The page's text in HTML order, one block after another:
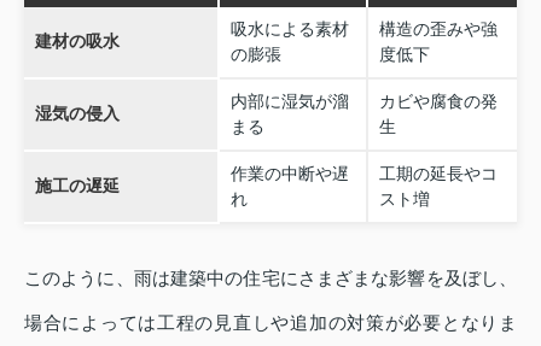
建材の吸水
吸水による素材
の膨張
構造の歪みや強
度低下
湿気の侵入
内部に湿気が溜
まる
カビや腐食の発
生
施工の遅延
作業の中断や遅
れ
工期の延長やコ
スト増
このように、雨は建築中の住宅にさまざまな影響を及ぼし、
場合によっては工程の見直しや追加の対策が必要となりま